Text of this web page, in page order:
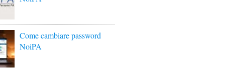
Come cambiare password
NoiPA